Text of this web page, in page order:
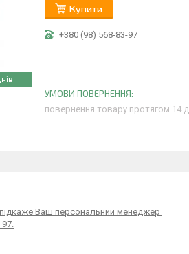
Купити
+380 (98) 568-83-97
повернення товару протягом 14
Ваш персональний менеджер